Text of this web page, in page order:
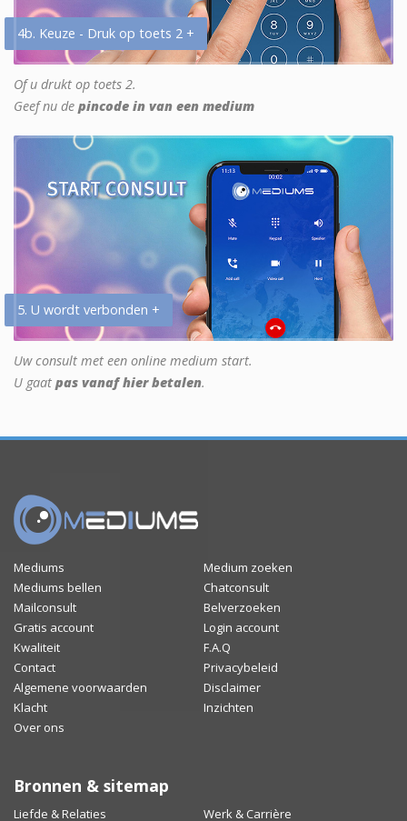
4b. Keuze - Druk op toets 2 +
Of u drukt op toets 2.
Geef nu de pincode in van een medium
5. U wordt verbonden +
Uw consult met een online medium start.
U gaat pas vanaf hier betalen.
Mediums
Medium zoeken
Mediums bellen
Chatconsult
Mailconsult
Belverzoeken
Gratis account
Login account
Kwaliteit
F.A.Q
Contact
Privacybeleid
Algemene voorwaarden
Disclaimer
Klacht
Inzichten
Over ons
Bronnen & sitemap
Liefde & Relaties Werk & Carrière